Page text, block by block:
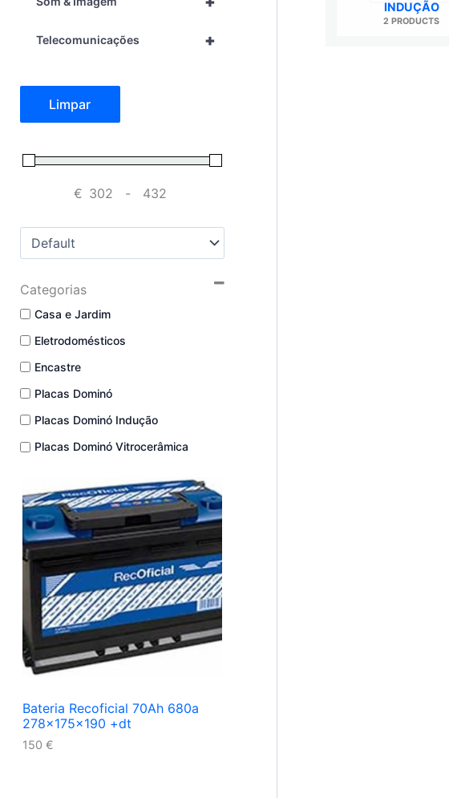
+
Telecomunicações
Limpar
€ Minimum Price
-Maximum Price
Categorias
Casa e Jardim
Eletrodomésticos
Encastre
Placas Dominó
Placas Dominó Indução
Placas Dominó Vitrocerâmica
Bateria Recoficial 70Ah 680a
278x175x190 +dt
150 €
INDUÇÃO
2 PRODUCTS